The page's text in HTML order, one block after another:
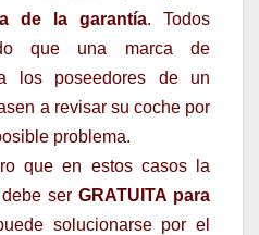
de la garantía. Todos
que una marca de
los poseedores de un
a revisar su coche por
problema.
que en estos casos la
ser GRATUITA para
solucionarse por el